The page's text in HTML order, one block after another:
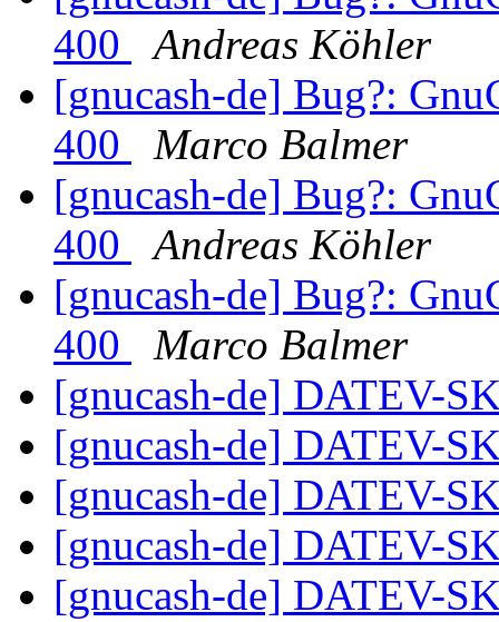
400
Andreas Köhler
[gnucash-de] Bug?:
400
Marco Balmer
[gnucash-de] Bug?:
400
Andreas Köhler
[gnucash-de] Bug?:
400
Marco Balmer
[gnucash-de] DATEV-
[gnucash-de] DATEV-
[gnucash-de] DATEV-
[gnucash-de] DATEV-
[gnucash-de] DATEV-